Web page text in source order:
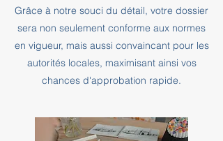
Grâce à notre souci du détail, votre dossier
sera non seulement conforme aux normes
en vigueur, mais aussi convaincant pour les
autorités locales, maximisant ainsi vos
chances d'approbation rapide.